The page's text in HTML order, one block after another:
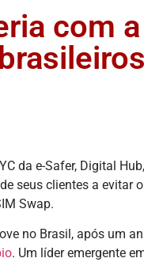
com
da e-Safer, Digital
seus clientes a evitar
Swap.
no Brasil, após um
. Um líder emergente